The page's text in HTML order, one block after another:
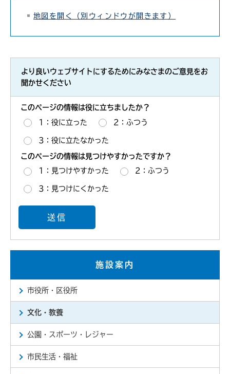
施設案内
市役所・区役所
文化・教養
公園・スポーツ・レジャー
市民生活・福祉
地図を開く（別ウィンドウが開きます）
より良いウェブサイトにするためにみなさまのご意見をお
聞かせください
このページの情報は役に立ちましたか？
1：役に立った 2：ふつう
3：役に立たなかった
このページの情報は見つけやすかったですか？
1：見つけやすかった 2：ふつう
3：見つけにくかった